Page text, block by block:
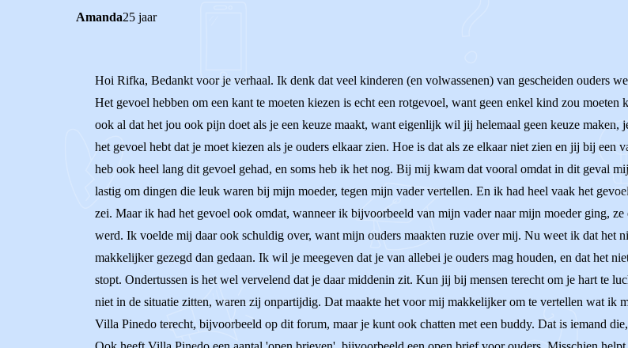
Amanda25 jaar
Hoi Rifka, Bedankt voor je verhaal. Ik denk dat veel kinderen (en volwassenen) van gescheiden ouders
Het gevoel hebben om een kant te moeten kiezen is echt een rotgevoel, want geen enkel kind zou
ook al dat het jou ook pijn doet als je een keuze maakt, want eigenlijk wil jij helemaal geen keuze maken,
het gevoel hebt dat je moet kiezen als je ouders elkaar zien. Hoe is dat als ze elkaar niet zien en jij bij een
heb ook heel lang dit gevoel gehad, en soms heb ik het nog. Bij mij kwam dat vooral omdat in dit geval
lastig om dingen die leuk waren bij mijn moeder, tegen mijn vader vertellen. En ik had heel vaak het
zei. Maar ik had het gevoel ook omdat, wanneer ik bijvoorbeeld van mijn vader naar mijn moeder ging,
werd. Ik voelde mij daar ook schuldig over, want mijn ouders maakten ruzie over mij. Nu weet ik dat het
makkelijker gezegd dan gedaan. Ik wil je meegeven dat je van allebei je ouders mag houden, en dat het
stopt. Ondertussen is het wel vervelend dat je daar middenin zit. Kun jij bij mensen terecht om je hart te
niet in de situatie zitten, waren zij onpartijdig. Dat maakte het voor mij makkelijker om te vertellen wat ik
Villa Pinedo terecht, bijvoorbeeld op dit forum, maar je kunt ook chatten met een buddy. Dat is iemand